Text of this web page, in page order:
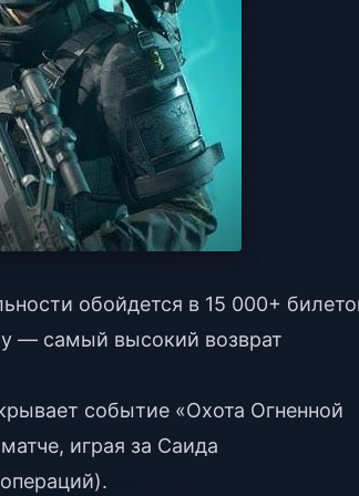
обойдется в 15 000+
— самый высокий возврат
событие «Охота Огненной
играя за Саида